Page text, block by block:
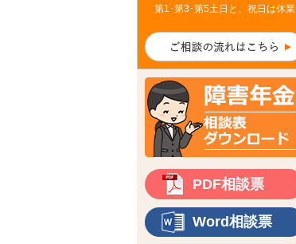
第1･第3･第5土日と、祝日は休業
PDF相談票
Word相談票